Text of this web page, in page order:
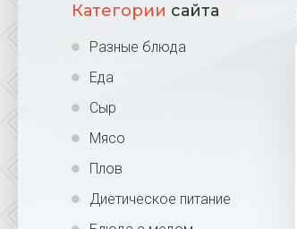
Категории сайта
Разные блюда
Еда
Сыр
Мясо
Плов
Диетическое питание